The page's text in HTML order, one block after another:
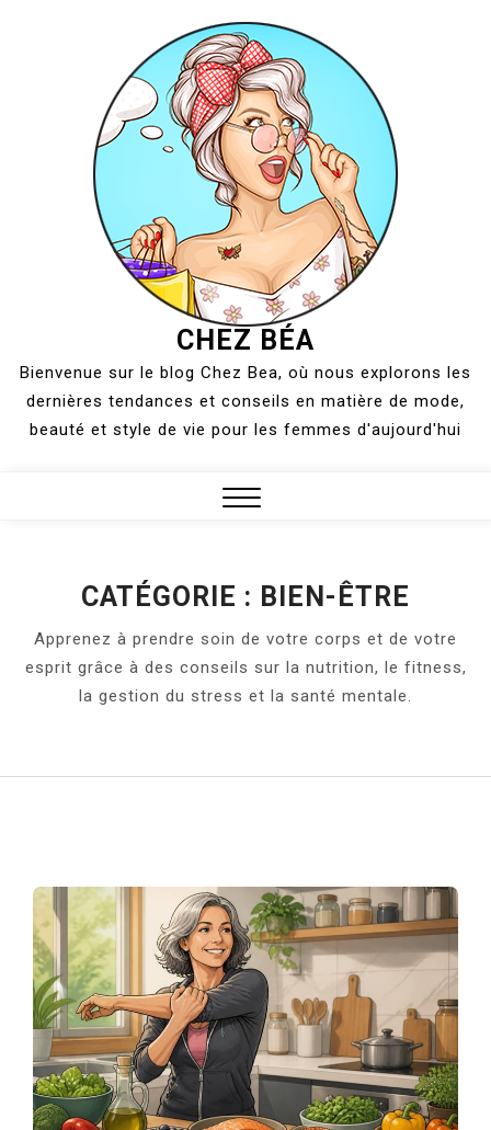
CHEZ BÉA
Bienvenue sur le blog Chez Bea, où nous explorons les
dernières tendances et conseils en matière de mode,
beauté et style de vie pour les femmes d'aujourd'hui
CATÉGORIE : BIEN-ÊTRE
Apprenez à prendre soin de votre corps et de votre
esprit grâce à des conseils sur la nutrition, le fitness,
la gestion du stress et la santé mentale.